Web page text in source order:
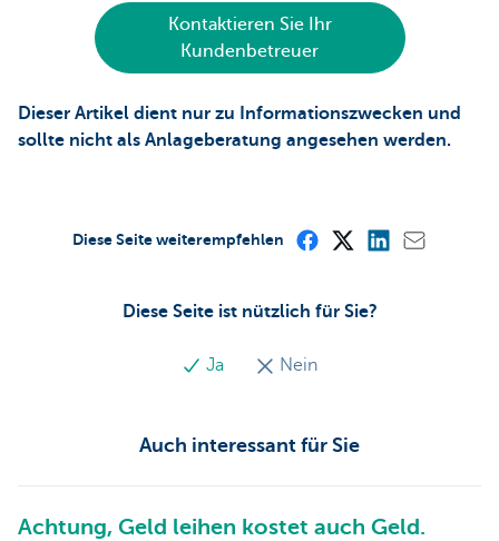
Kontaktieren Sie Ihr
Kundenbetreuer
Dieser Artikel dient nur zu Informationszwecken und
sollte nicht als Anlageberatung angesehen werden.
Diese Seite ist nützlich für Sie?
Ja Nein
Diese Seite weiterempfehlen
Auch interessant für Sie
Achtung, Geld leihen kostet auch Geld.